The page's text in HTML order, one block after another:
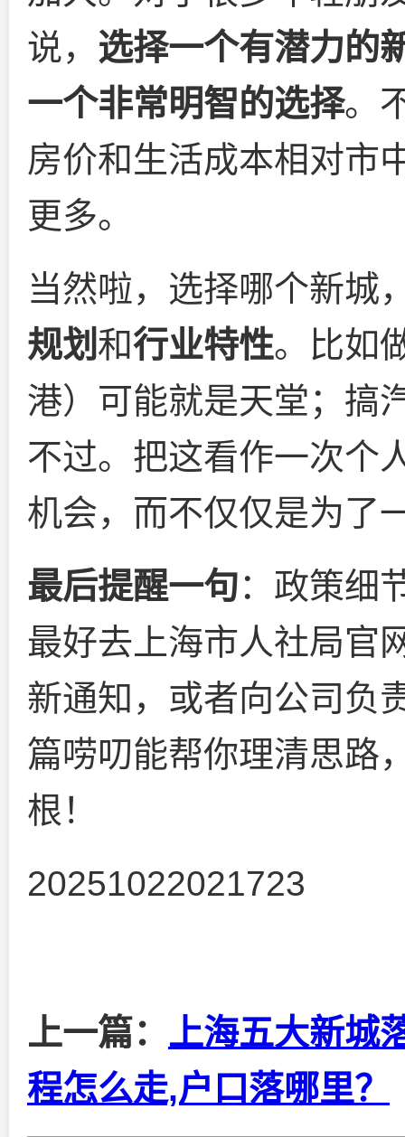
说， 选择一个有潜力的
一个非常明智的选择。
房价和生活成本相对市
更多。
当然啦，选择哪个新城
规划 和行业特性。比如
港）可能就是天堂；搞
不过。把这看作一次个
机会，而不仅仅是为了
最后提醒一句：政策细
最好去上海市人社局官
新通知，或者向公司负
篇唠叨能帮你理清思路
根！
20251022021723
上一篇： 上海五大新城
程怎么走,户口落哪里？